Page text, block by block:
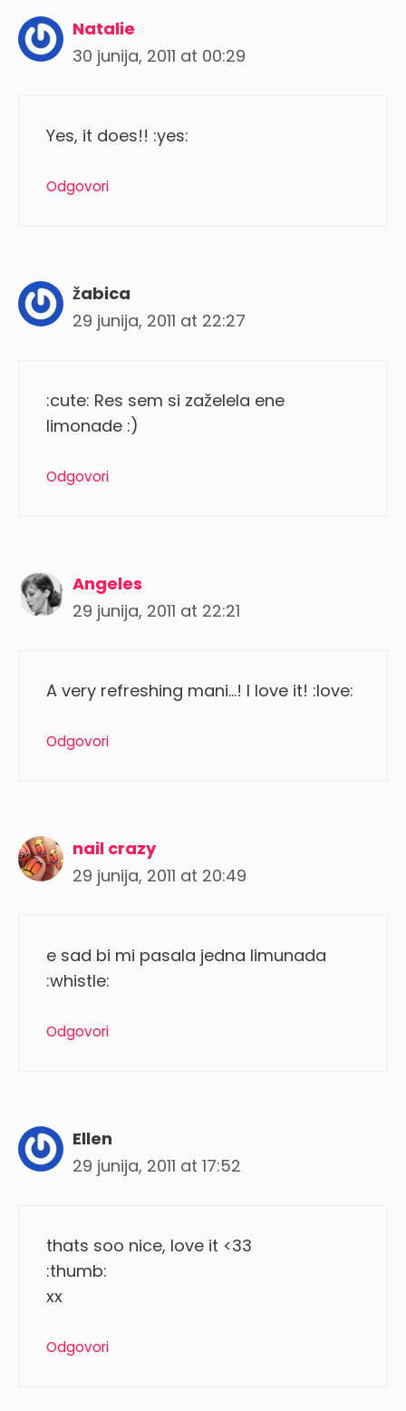
Natalie
30 junija, 2011 at 00:29
Yes, it does!! :yes:
Odgovori
žabica
29 junija, 2011 at 22:27
:cute: Res sem si zaželela ene
limonade :)
Odgovori
Angeles
29 junija, 2011 at 22:21
A very refreshing mani…! I love it! :love:
Odgovori
nail crazy
29 junija, 2011 at 20:49
e sad bi mi pasala jedna limunada
:whistle:
Odgovori
Ellen
29 junija, 2011 at 17:52
thats soo nice, love it <33
:thumb:
xx
Odgovori